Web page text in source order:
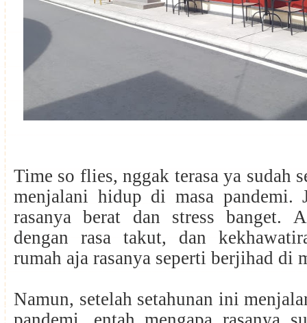
Time so flies, nggak terasa ya sudah
menjalani hidup di masa pandemi.
rasanya berat dan stress banget.
dengan rasa takut, dan
rumah aja rasanya seperti berjihad di
Namun, setelah setahunan ini